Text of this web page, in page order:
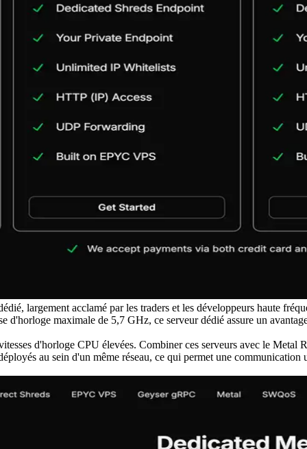
largement acclamé par les traders et les développeurs haute
d'horloge maximale de 5,7 GHz, ce serveur dédié assure un
d'horloge CPU élevées. Combiner ces serveurs avec le
au sein d'un même réseau, ce qui permet une